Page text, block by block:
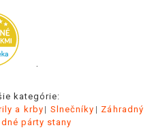
.
kategórie:
a krby Slnečníky
Záhradný
párty stany